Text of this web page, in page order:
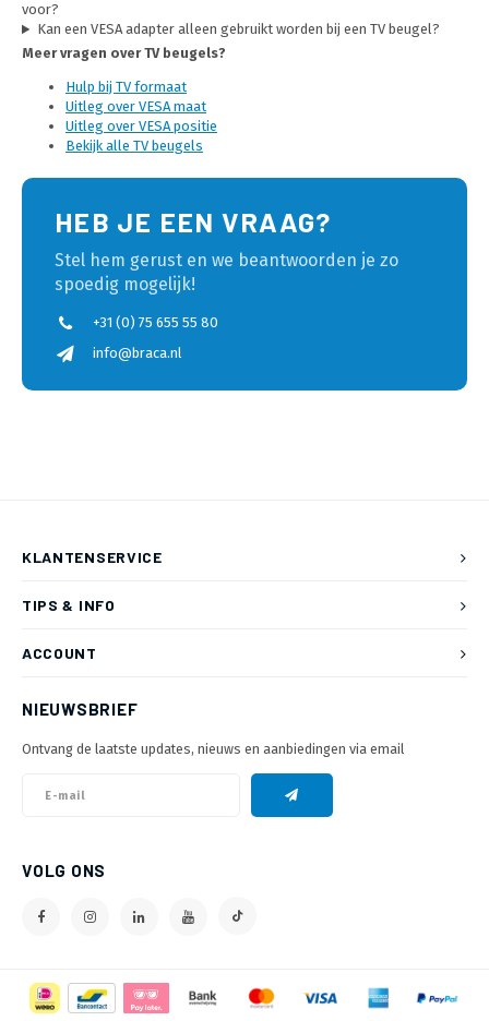
voor?
Kan een VESA adapter alleen gebruikt worden bij een TV beugel?
Meer vragen over TV beugels?
Hulp bij TV formaat
Uitleg over VESA maat
Uitleg over VESA positie
Bekijk alle TV beugels
HEB JE EEN VRAAG?
Stel hem gerust en we beantwoorden je zo
spoedig mogelijk!
+31 (0) 75 655 55 80
info@braca.nl
KLANTENSERVICE
TIPS & INFO
ACCOUNT
NIEUWSBRIEF
Ontvang de laatste updates, nieuws en aanbiedingen via email
VOLG ONS